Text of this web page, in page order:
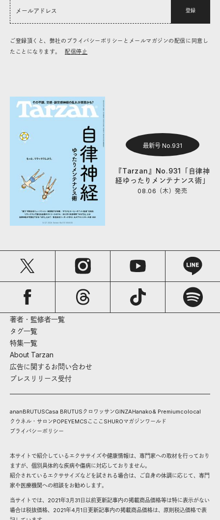
登録
ご登録頂くと、弊社のプライバシーポリシーとメールマガジンの配信に同意し
たことになります。
配信停止
最新号 No.931
『Tarzan』No.931「自律神
経ゆったりメンテナンス術」
08.06（木）発売
著者・監修者一覧
タグ一覧
特集一覧
About Tarzan
広告に関するお問い合わせ
プレスリリース受付
ananBRUTUSCasa BRUTUS クロワッサンGINZAHanako& Premiumcolocal
クウネル・サロンPOPEYEMCS こここ SHUROマガジンワールド
プライバシーポリシー
本サイトで紹介しているエクササイズや健康情報は、専門家への取材を行っており
ますが、個別具体的な疾病や傷病に対応しておりません。
紹介されているエクササイズなどを試される場合は、ご自身の体調に応じて、専門
家や医療機関への相談をお勧めします。
当サイトでは、2021年3月31日以前更新記事内の掲載商品価格等は特に表示がない
場合は税抜価格、2021年4月1日更新記事内の掲載商品価格は、原則税込価格で表